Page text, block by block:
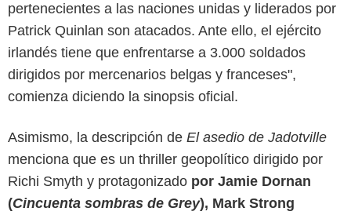
pertenecientes a las naciones unidas y liderados por
Patrick Quinlan son atacados. Ante ello, el ejército
irlandés tiene que enfrentarse a 3.000 soldados
dirigidos por mercenarios belgas y franceses",
comienza diciendo la sinopsis oficial.
Asimismo, la descripción de El asedio de Jadotville
menciona que es un thriller geopolítico dirigido por
Richi Smyth y protagonizado por Jamie Dornan
(Cincuenta sombras de Grey), Mark Strong